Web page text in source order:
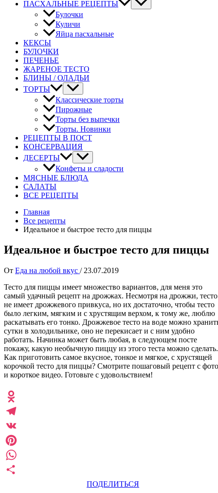
ПАСХАЛЬНЫЕ РЕЦЕПТЫ
Булочки
Куличи
Яйца пасхальные
КЕКСЫ
БУЛОЧКИ
ПЕЧЕНЬЕ
ЖАРЕНОЕ ТЕСТО
БЛИНЫ / ОЛАДЬИ
ТОРТЫ
Классические торты
Пирожные
Торты без выпечки
Торты. Новинки
РЕЦЕПТЫ В ПОСТ
КОНСЕРВАЦИЯ
ДЕСЕРТЫ
Конфеты и сладости
МЯСНЫЕ БЛЮДА
САЛАТЫ
ВСЕ РЕЦЕПТЫ
Главная
Все рецепты
Идеальное и быстрое тесто для пиццы
Идеальное и быстрое тесто для пиццы
От Еда на любой вкус / 23.07.2019
Тесто для пиццы имеет множество вариантов, для меня это
самый удачный рецепт на дрожжах. Несмотря на дрожжи, тесто
не имеет дрожжевого привкуса, но их достаточно, чтобы тесто
было легким, мягким и с хрустящим верхом, к тому же, люблю
раскатывать его тонко. Дрожжевое тесто на воде можно
сутки в холодильнике, оно не перекисает и с ним удобно
работать. Начинка может быть любая, в следующем посте
покажу, какую необычную пиццу из этого теста можно сделать.
Как приготовить самое вкусное, тонкое и мягкое, с хрустящей
корочкой тесто для пиццы? Смотрите пошаговый рецепт с фото
и короткое видео. Готовьте с удовольствием!
ПОДЕЛИТЬСЯ